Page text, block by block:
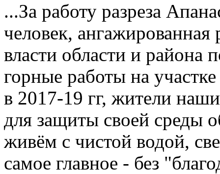
...За работу разреза
человек, ангажированная
власти области и района
горные работы на
в 2017-19 гг, жители
для защиты своей среды
живём с чистой водой,
самое главное - без